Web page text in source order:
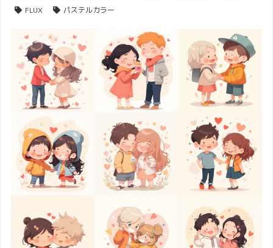
FLUX
パステルカラー